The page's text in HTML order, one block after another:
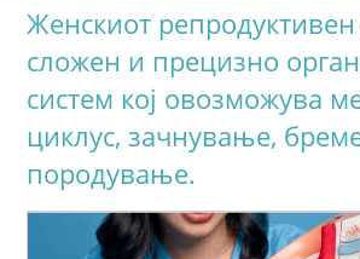
Женскиот
сложен и прецизно
систем кој овозможува
циклус, зачнување,
породување.